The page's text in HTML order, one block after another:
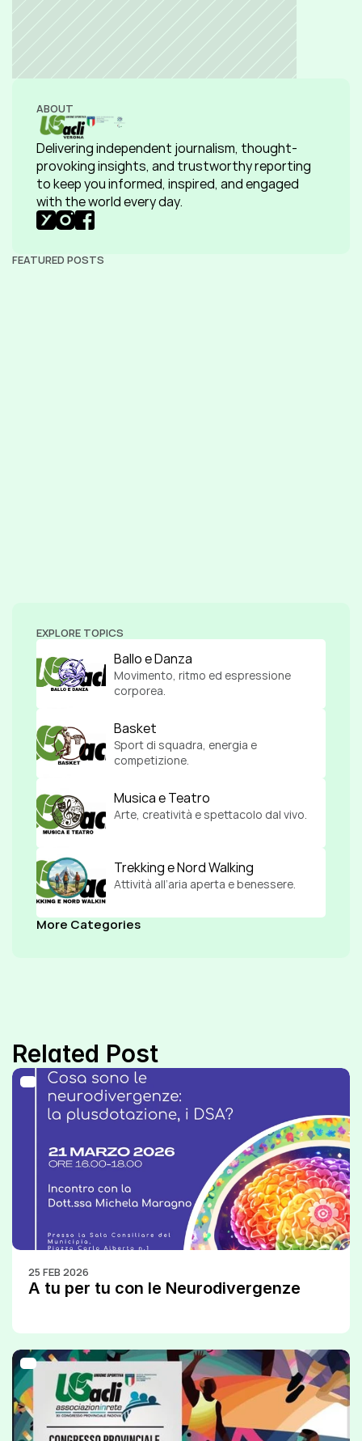
ABOUT
Delivering independent journalism, thought-
provoking insights, and trustworthy reporting
to keep you informed, inspired, and engaged
with the world every day.
FEATURED POSTS
EXPLORE TOPICS
Ballo e Danza
Movimento, ritmo ed espressione
corporea.
Basket
Sport di squadra, energia e
competizione.
Musica e Teatro
Arte, creatività e spettacolo dal vivo.
Trekking e Nord Walking
Attività all’aria aperta e benessere.
More Categories
Related Post
25 FEB 2026
A tu per tu con le Neurodivergenze